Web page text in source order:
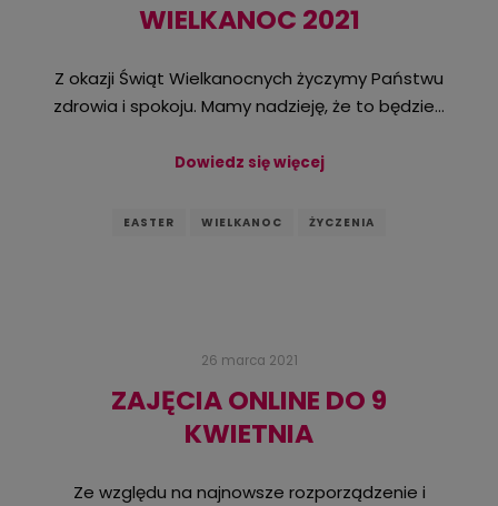
WIELKANOC 2021
Z okazji Świąt Wielkanocnych życzymy Państwu
zdrowia i spokoju. Mamy nadzieję, że to będzie…
Dowiedz się więcej
EASTER WIELKANOC ŻYCZENIA
26 marca 2021
ZAJĘCIA ONLINE DO 9
KWIETNIA
Ze względu na najnowsze rozporządzenie i